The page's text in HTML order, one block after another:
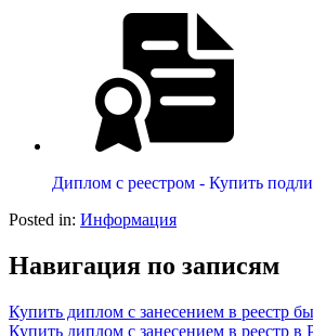
Диплом с реестром - Купить
Posted in: Информация
Навигация по записям
Купить диплом с занесением в реестр
Купить диплом с занесением в реестр в